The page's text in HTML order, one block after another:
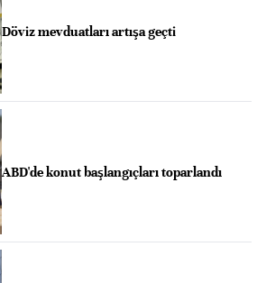
Döviz mevduatları artışa geçti
ABD'de konut başlangıçları toparlandı